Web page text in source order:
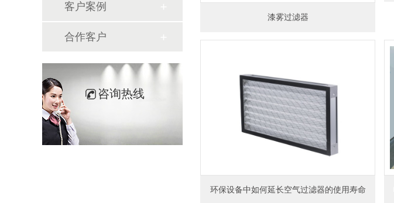
客户案例
合作客户
咨询热线
漆雾过滤器
环保设备中如何延长空气过滤器的使用寿命